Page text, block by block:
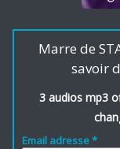
Marre de
savoir
3 audios mp3
Email adresse *